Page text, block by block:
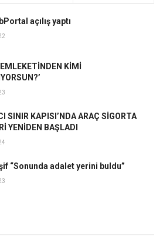
açılış yaptı
KİMİ
SINIR KAPISI’NDA ARAÇ SİGORTA
YENİDEN BAŞLADI
“Sonunda adalet yerini buldu”